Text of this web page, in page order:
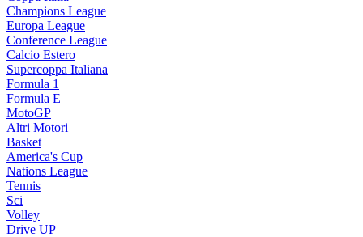
Champions League
Europa League
Conference League
Calcio Estero
Supercoppa Italiana
Formula 1
Formula E
MotoGP
Altri Motori
Basket
America's Cup
Nations League
Tennis
Sci
Volley
Drive UP